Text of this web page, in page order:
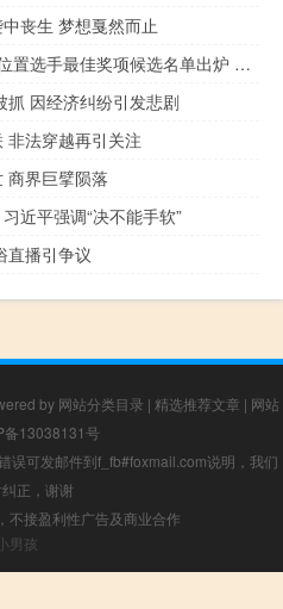
丧生 梦想戛然而止
群英荟萃！CS2-2024年度各位置选手最佳奖项候选名单出炉 HLTV权威发布
抓 因经济纠纷引发悲剧
非法穿越再引关注
商界巨擘陨落
近平强调“决不能手软”
直播引争议
by 网站分类目录 | 精选推荐文章 | 网站
备13038131号
误可发邮件到f_fb#foxmail.com说明，我们
正，谢谢
不接盈利性广告及商业合作
男孩